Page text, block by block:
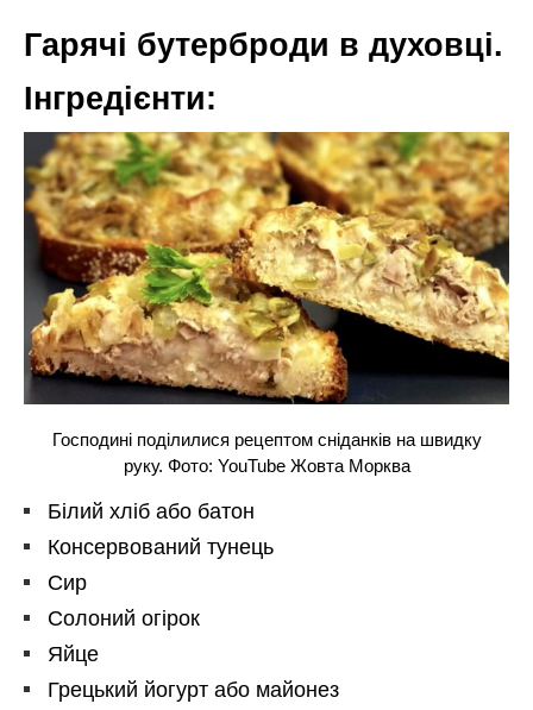
Гарячі бутерброди в духовці.
Інгредієнти:
Господині поділилися рецептом сніданків на швидку
руку. Фото: YouTube Жовта Морква
Білий хліб або батон
Консервований тунець
Сир
Солоний огірок
Яйце
Грецький йогурт або майонез